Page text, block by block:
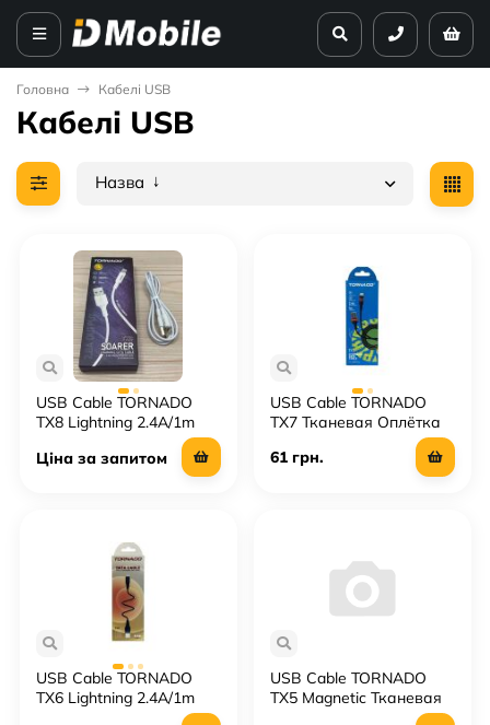
Головна Кабелі USB
Кабелі USB
Назва
USB Cable TORNADO
TX8 Lightning 2.4A/1m
Ціна за запитом
USB Cable TORNADO
TX7 Тканевая Оплётка
61 грн.
USB Cable TORNADO
TX6 Lightning 2.4A/1m
USB Cable TORNADO
TX5 Magnetic Тканевая
Оплётка Type-C 3A 1.2 m